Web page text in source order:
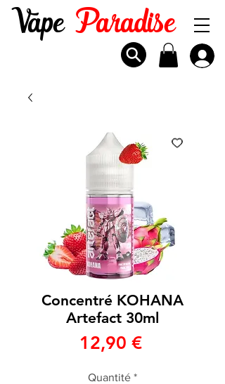
VapeParadise
Concentré KOHANA
Artefact 30ml
12,90 €Prix
Quantité *